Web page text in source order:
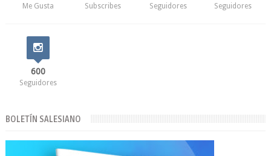
Me Gusta Subscribes Seguidores Seguidores
600
Seguidores
BOLETÍN SALESIANO